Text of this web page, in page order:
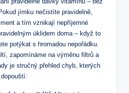
jímku nečistíte pravidelně,
a tím vznikají nepříjemné
úklidem doma – když to
potýkat s hromadou nepořádku.
zapomínáme na výměnu filtrů a
je stručný přehled chyb, kterých